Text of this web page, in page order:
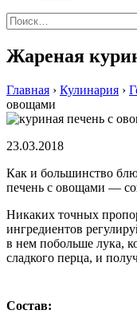
Найти:
Жареная
Главная › Кулинария ›
овощами
23.03.2018
Как и большинство
печень с овощами —
Никаких точных
ингредиентов
в нем побольше лука,
сладкого перца, и
Состав: